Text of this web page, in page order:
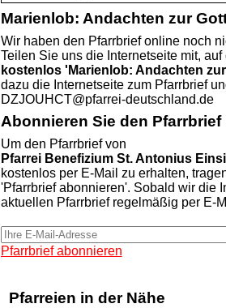
Marienlob: Andachten zur
Wir haben den Pfarrbrief online noch
Teilen Sie uns die Internetseite mit,
kostenlos 'Marienlob: Andachten
dazu die Internetseite zum Pfarrbrief
DZJOUHCT@pfarrei-deutschland.de
Abonnieren Sie den Pfarrbrief
Um den Pfarrbrief von
Pfarrei Benefizium St. Antonius
kostenlos per E-Mail zu erhalten,
'Pfarrbrief abonnieren'. Sobald wir die
aktuellen Pfarrbrief regelmäßig per E-
Pfarrbrief abonnieren
Pfarreien in der Nähe